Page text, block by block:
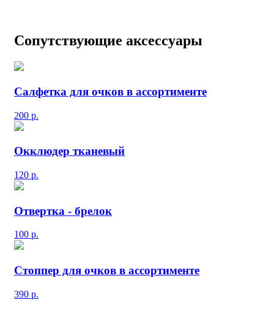
Сопутствующие аксессуары
Салфетка для очков в ассортименте
200 р.
Окклюдер тканевый
120 р.
Отвертка - брелок
100 р.
Стоппер для очков в ассортименте
390 р.